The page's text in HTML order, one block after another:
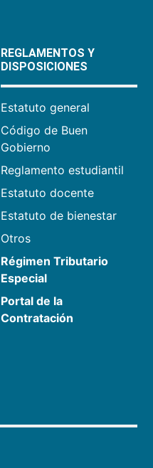
REGLAMENTOS Y
DISPOSICIONES
Estatuto general
Código de Buen
Gobierno
Reglamento estudiantil
Estatuto docente
Estatuto de bienestar
Otros
Régimen Tributario
Especial
Portal de la
Contratación